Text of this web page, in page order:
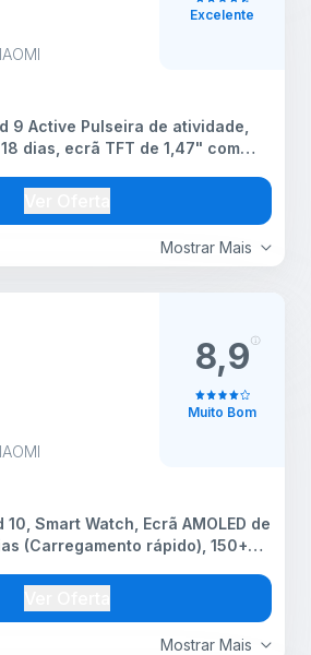
Mostrar Mais
9 Active Pulseira de atividade,
dias, ecrã TFT de 1,47" com
Excelente
Mostrar Mais
10, Smart Watch, Ecrã AMOLED de
(Carregamento rápido), 150+
de água 5ATM, Bússola, Prata
8,9
Muito Bom